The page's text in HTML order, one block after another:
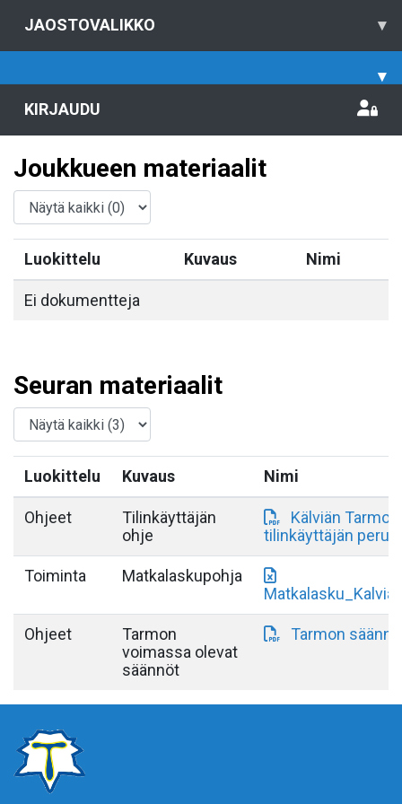
JAOSTOVALIKKO ▾
▾
KIRJAUDU
Joukkueen materiaalit
Luokittelu Kuvaus Nimi
Ei dokumentteja
Seuran materiaalit
Luokittelu Kuvaus Nimi
Ohjeet
Tilinkäyttäjän
ohje
Kälviän Tarmo
tilinkäyttäjän
Toiminta
Matkalaskupohja
Ohjeet
Tarmon
voimassa olevat
säännöt
Tarmon